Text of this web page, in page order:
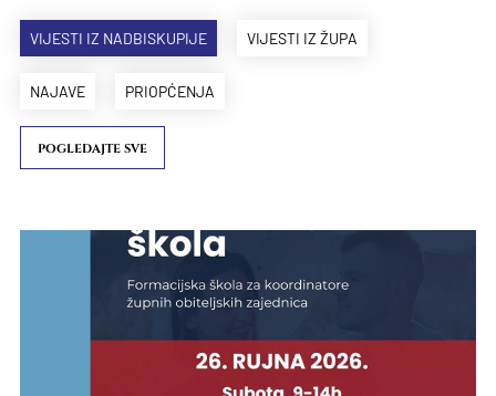
VIJESTI IZ NADBISKUPIJE VIJESTI IZ ŽUPA
NAJAVE PRIOPĆENJA
POGLEDAJTE SVE